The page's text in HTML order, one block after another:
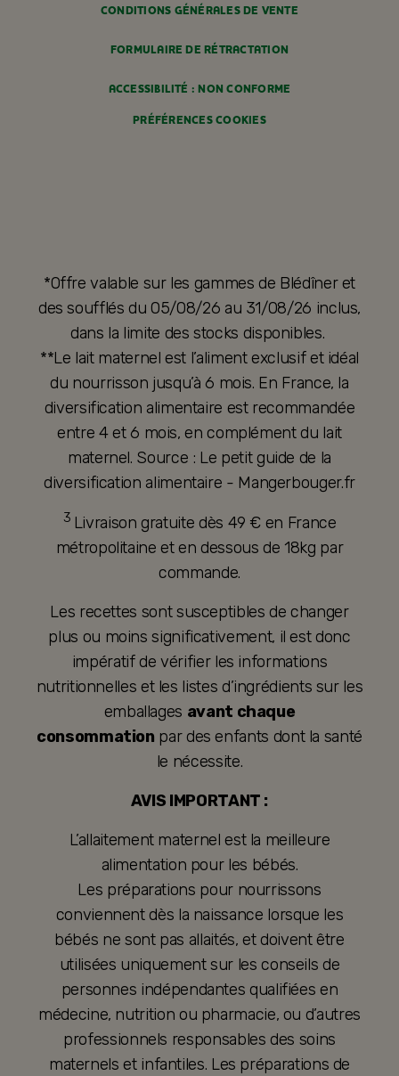
CONDITIONS GÉNÉRALES DE VENTE
FORMULAIRE DE RÉTRACTATION
ACCESSIBILITÉ : NON CONFORME
PRÉFÉRENCES COOKIES
*Offre valable sur les gammes de Blédîner et
des soufflés du 05/08/26 au 31/08/26 inclus,
dans la limite des stocks disponibles.
**Le lait maternel est l’aliment exclusif et idéal
du nourrisson jusqu’à 6 mois. En France, la
diversification alimentaire est recommandée
entre 4 et 6 mois, en complément du lait
maternel. Source : Le petit guide de la
diversification alimentaire - Mangerbouger.fr
3 Livraison gratuite dès 49 € en France
métropolitaine et en dessous de 18kg par
commande.
Les recettes sont susceptibles de changer
plus ou moins significativement, il est donc
impératif de vérifier les informations
nutritionnelles et les listes d’ingrédients sur les
emballages avant chaque
consommation par des enfants dont la santé
le nécessite.
AVIS IMPORTANT :
L’allaitement maternel est la meilleure
alimentation pour les bébés.
Les préparations pour nourrissons
conviennent dès la naissance lorsque les
bébés ne sont pas allaités, et doivent être
utilisées uniquement sur les conseils de
personnes indépendantes qualifiées en
médecine, nutrition ou pharmacie, ou d’autres
professionnels responsables des soins
maternels et infantiles. Les préparations de